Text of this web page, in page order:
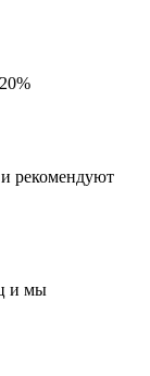
рекомендуют
и мы